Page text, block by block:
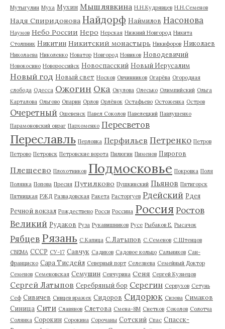
Мутыгулин Муха Мухин Мышлявкина Н.Н.Кудрявцев Н.Н.Семенов
Надя Спиридонова Найдорф Наймилов Насонова
Наумов Небо России Неро Нерская Нижний Новгород Никита
Столпник Никитин Никитский монастырь Никифоров Николаев
Николаева Николенко Новатор Новгород Новиков Новодевичий
Новокосино Новороссийск Новоспасский Новый Иерусалим
Новый год Новый свет Носков Овчинников Огарёва Огородная
слобода Одесса Ожогин Ока Окулова Олесько Олимпийский Ольга
Карталова Ольгово Опарин Орлов Орлёнок Остафьево Остоженка Остров
Очеретный Ошевенск Павел Соколов Павелецкий Павлушенко
Парамоновский овраг Пархоменко Пересветов
Переславль Перловка Перфильев Петренко Петров
Петрово Петровск Петровские ворота Пилюгин Пименов Пирогов
Плещеево Плохотников Подмосковье Покровка Поля
Полянка Попова Пресня Путилково Пушкинский Пьянов Пятигорск
Пятницкая РЖД Развадовская Ракета Расторгуев Рдейский Рдея
Речной вокзал Рождествено Росси Россина Россия Ростов
Великий Рудаков Руза Рукавишников Русе Рыбаков Е. Рысачок
Рябцев Рязань С.Капица С.Латыпов С.Семенов С.Штенцов
СВЕМА СССР СУ-17 Савчук Садиков Садовое кольцо Сальников Сан-
Франциско Сара Тисдейл Северный порт Селезнева Семейный Доктор
Семенов Семеновская Семушин Сенчурина Сеня Сергей Кузнецов
Сергей Латыпов Серебряный бор Серегин Серпухов Сетунь
Сеф Сивичев Сивцев вражек Сидоров Сидорюк Сизова Симаков
Синица Сити Славянов Слетова Смена-8М Снетков Соколов Солотча
Солянка Сорокин Сорокина Сорочаны Сотский Спас Спасск-